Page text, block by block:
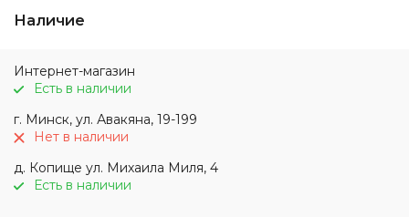
Наличие
Интернет-магазин
Есть в наличии
г. Минск, ул. Авакяна, 19-199
Нет в наличии
д. Копище ул. Михаила Миля, 4
Есть в наличии